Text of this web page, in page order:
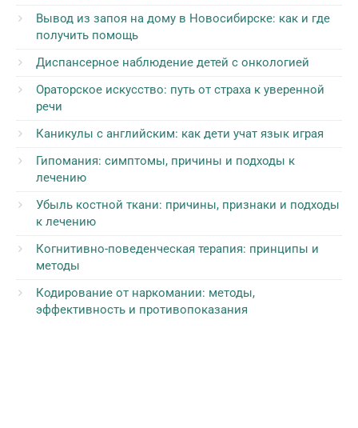
Вывод из запоя на дому в Новосибирске: как и где
получить помощь
Диспансерное наблюдение детей с онкологией
Ораторское искусство: путь от страха к уверенной
речи
Каникулы с английским: как дети учат язык играя
Гипомания: симптомы, причины и подходы к
лечению
Убыль костной ткани: причины, признаки и подходы
к лечению
Когнитивно-поведенческая терапия: принципы и
методы
Кодирование от наркомании: методы,
эффективность и противопоказания